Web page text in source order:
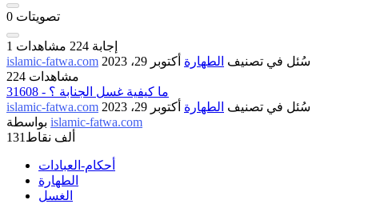
0 تصويتات
1 إجابة 224 مشاهدات
islamic-fatwa.com
سُئل في تصنيف الطهارة أكتوبر 29، 2023
224 مشاهدات
31608 - ما كيفية غسل الجنابة ؟
islamic-fatwa.com
سُئل في تصنيف الطهارة أكتوبر 29، 2023
islamic-fatwa.com
131ألف نقاط
أحكام-العبادات
الطهارة
الغسل